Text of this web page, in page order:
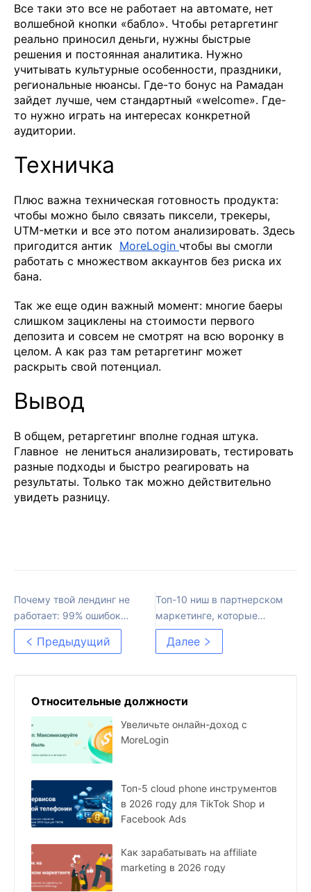
Все таки это все не работает на автомате, нет
волшебной кнопки «бабло». Чтобы ретаргетинг
реально приносил деньги, нужны быстрые
решения и постоянная аналитика. Нужно
учитывать культурные особенности, праздники,
региональные нюансы. Где-то бонус на Рамадан
зайдет лучше, чем стандартный «welcome». Где-
то нужно играть на интересах конкретной
аудитории.
Техничка
Плюс важна техническая готовность продукта:
чтобы можно было связать пиксели, трекеры,
UTM-метки и все это потом анализировать. Здесь
пригодится антик MoreLogin чтобы вы смогли
работать с множеством аккаунтов без риска их
бана.
Так же еще один важный момент: многие баеры
слишком зациклены на стоимости первого
депозита и совсем не смотрят на всю воронку в
целом. А как раз там ретаргетинг может
раскрыть свой потенциал.
Вывод
В общем, ретаргетинг вполне годная штука.
Главное не лениться анализировать, тестировать
разные подходы и быстро реагировать на
результаты. Только так можно действительно
увидеть разницу.
Почему твой лендинг не
работает: 99% ошибок
медиабаеров и как их
исправить
Предыдущий
Топ-10 ниш в партнерском
маркетинге, которые
будут доминировать в
2025 году
Далее
Относительные должности
Увеличьте онлайн-доход с
MoreLogin
Топ-5 cloud phone инструментов
в 2026 году для TikTok Shop и
Facebook Ads
Как зарабатывать на affiliate
marketing в 2026 году